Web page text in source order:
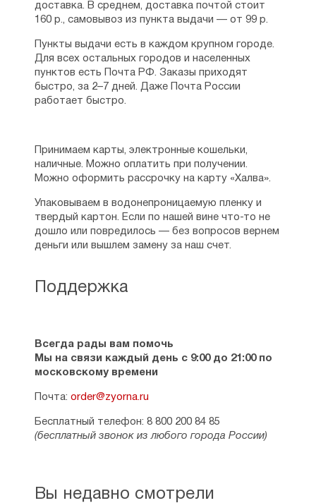
Поддержка
Всегда рады вам помочь
Мы на связи каждый день с 9:00 до 21:00 по
московскому времени
Почта: order@zyorna.ru
Бесплатный телефон: 8 800 200 84 85
(бесплатный звонок из любого города России)
доставка. В среднем, доставка почтой стоит
160 р., самовывоз из пункта выдачи — от 99 р.
Пункты выдачи есть в каждом крупном городе.
Для всех остальных городов и населенных
пунктов есть Почта РФ. Заказы приходят
быстро, за 2–7 дней. Даже Почта России
работает быстро.
Принимаем карты, электронные кошельки,
наличные. Можно оплатить при получении.
Можно оформить рассрочку на карту «Халва».
Упаковываем в водонепроницаемую пленку и
твердый картон. Если по нашей вине что-то не
дошло или повредилось — без вопросов вернем
деньги или вышлем замену за наш счет.
Вы недавно смотрели